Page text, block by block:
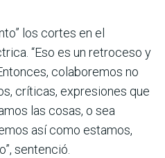
los cortes en el
“Eso es un retroceso y
colaboremos no
críticas, expresio­nes que
las cosas, o sea
así como estamos,
sentenció.